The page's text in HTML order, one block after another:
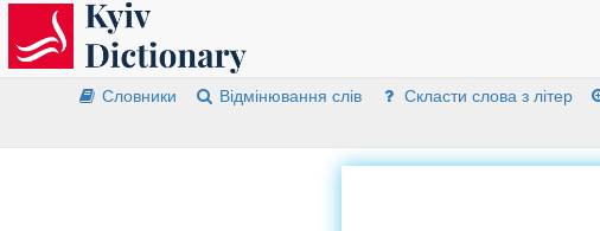
Словники Відмінювання слів Скласти слова з літер